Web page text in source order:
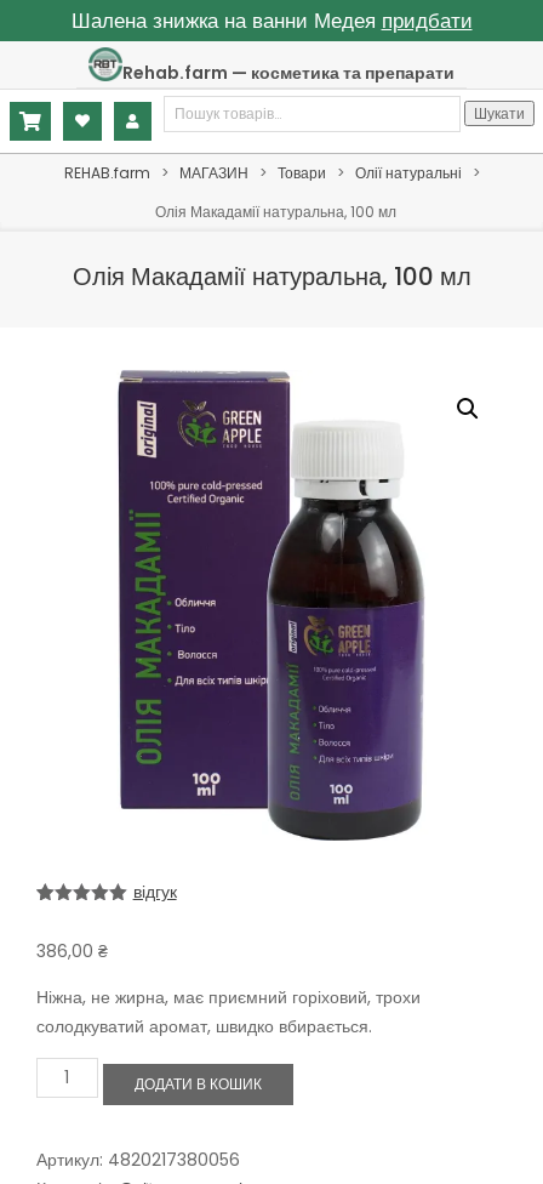
Шалена знижка на ванни Медея придбати
to
content
Rehab.farm — косметика та препарати
Шукати: Шукати
REHAB.farm > МАГАЗИН > Товари > Олії натуральні
>
Олія Макадамії натуральна, 100 мл
Олія Макадамії натуральна, 100 мл
основі
відгук
386,00 ₴
Ніжна, не жирна, має приємний горіховий, трохи
солодкуватий аромат, швидко вбирається.
Олія
Макадамії
натуральна,
мл
ДОДАТИ В КОШИК
Артикул: 4820217380056